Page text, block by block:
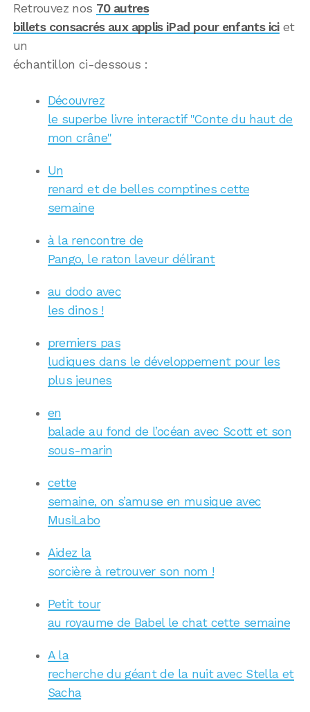
Retrouvez nos 70 autres
billets consacrés aux applis iPad pour enfants iciet
un
échantillon ci-dessous :
Découvrez
le superbe livre interactif "Conte du haut de
mon crâne"
Un
renard et de belles comptines cette
semaine
à la rencontre de
Pango, le raton laveur délirant
au dodo avec
les dinos !
premiers pas
ludiques dans le développement pour les
plus jeunes
en
balade au fond de l’océan avec Scott et son
sous-marin
cette
semaine, on s’amuse en musique avec
MusiLabo
Aidez la
sorcière à retrouver son nom !
Petit tour
au royaume de Babel le chat cette semaine
A la
recherche du géant de la nuit avec Stella et
Sacha